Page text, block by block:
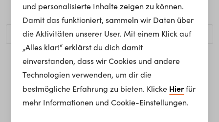
Möchtest du nach einem bestimmten Begriff suchen?
Homepage
und personalisierte Inhalte zeigen zu können.
Damit das funktioniert, sammeln wir Daten über
die Aktivitäten unserer User. Mit einem Klick auf
„Alles klar!“ erklärst du dich damit
einverstanden, dass wir Cookies und andere
Technologien verwenden, um dir die
bestmögliche Erfahrung zu bieten. Klicke Hierfür
mehr Informationen und Cookie-Einstellungen.